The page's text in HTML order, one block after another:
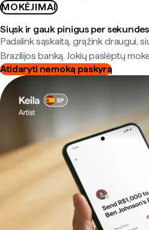
MOKĖJIMAI
Siųsk ir gauk pinigus per sekundes
Padalink sąskaitą, grąžink draugui,
Brazilijos banką. Jokių paslėptų
Atidaryti nemoką paskyrą